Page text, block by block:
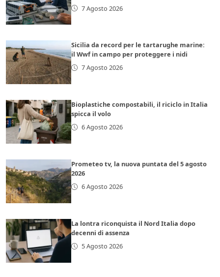
7 Agosto 2026
Sicilia da record per le tartarughe marine:
il Wwf in campo per proteggere i nidi
7 Agosto 2026
Bioplastiche compostabili, il riciclo in Italia
spicca il volo
6 Agosto 2026
Prometeo tv, la nuova puntata del 5 agosto
2026
6 Agosto 2026
La lontra riconquista il Nord Italia dopo
decenni di assenza
5 Agosto 2026